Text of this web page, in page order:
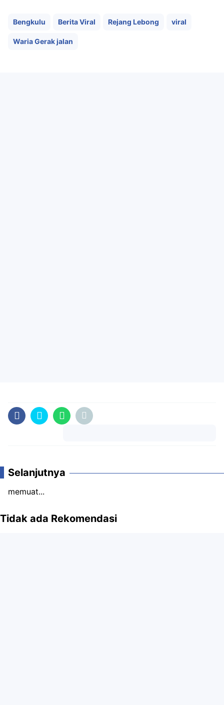
Bengkulu Berita Viral Rejang Lebong viral
Waria Gerak jalan
Selanjutnya
memuat...
Tidak ada Rekomendasi